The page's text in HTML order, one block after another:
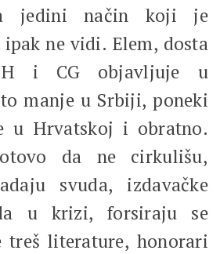
jedini način koji je
ipak ne vidi. Elem, dosta
i CG objavljuje u
manje u Srbiji, poneki
u Hrvatskoj i obratno.
da ne cirkulišu,
svuda, izdavačke
u krizi, forsiraju se
treš literature, honorari